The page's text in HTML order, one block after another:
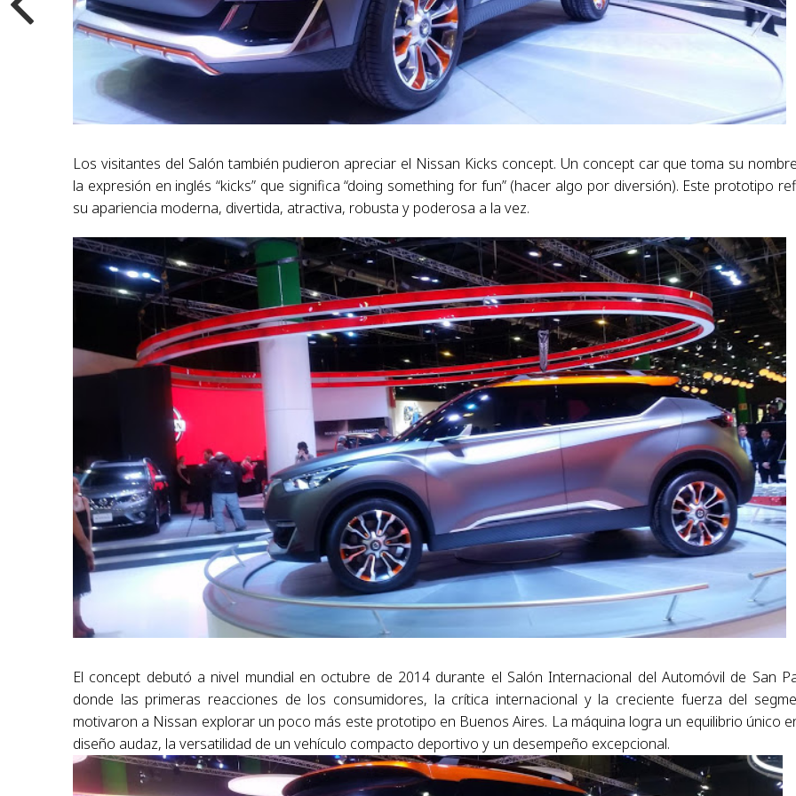
Los visitantes del Salón también pudieron apreciar el Nissan Kicks concept. Un concept car que toma su
la expresión en inglés “kicks” que significa “doing something for fun” (hacer algo por diversión). Este prototipo
su apariencia moderna, divertida, atractiva, robusta y poderosa a la vez.
El concept debutó a nivel mundial en octubre de 2014 durante el Salón Internacional del Automóvil de San
donde las primeras reacciones de los consumidores, la crítica internacional y la creciente fuerza del
motivaron a Nissan explorar un poco más este prototipo en Buenos Aires. La máquina logra un equilibrio único
diseño audaz, la versatilidad de un vehículo compacto deportivo y un desempeño excepcional.